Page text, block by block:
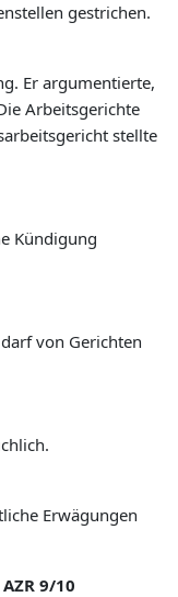
gestrichen.
Er argumentierte,
Arbeitsgerichte
stellte
Kündigung
von Gerichten
Erwägungen
9/10